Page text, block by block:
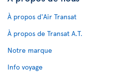
À propos d'Air Transat
À propos de Transat A.T.
Notre marque
Info voyage